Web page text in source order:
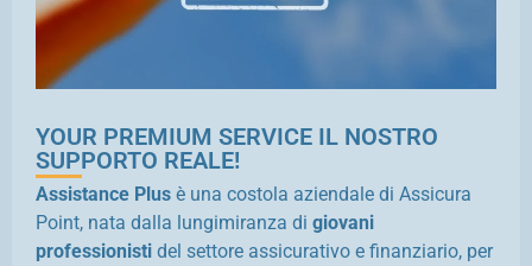
YOUR PREMIUM SERVICE IL NOSTRO
SUPPORTO REALE!
Assistance Plus è una costola aziendale di Assicura
Point, nata dalla lungimiranza di giovani
professionisti del settore assicurativo e finanziario, per